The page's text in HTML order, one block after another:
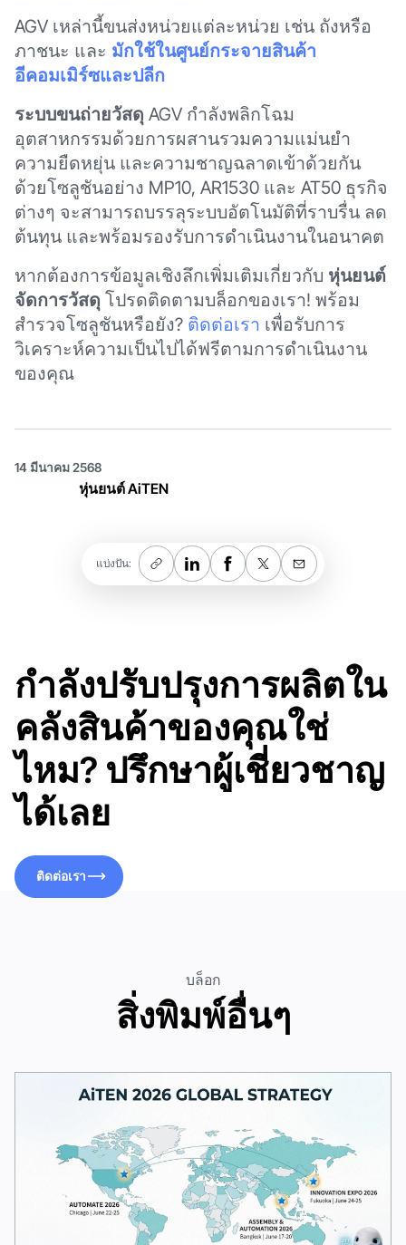
AGV เหล่านี้ขนส่งหน่วยแต่ละหน่วย เช่น ถังหรือ
ภาชนะ และ มักใช้ในศูนย์กระจายสินค้า
อีคอมเมิร์ซและปลีก
ระบบขนถ่ายวัสดุ AGV กำลังพลิกโฉม
อุตสาหกรรมด้วยการผสานรวมความแม่นยำ
ความยืดหยุ่น และความชาญฉลาดเข้าด้วยกัน
ด้วยโซลูชันอย่าง MP10, AR1530 และ AT50 ธุรกิจ
ต่างๆ จะสามารถบรรลุระบบอัตโนมัติที่ราบรื่น ลด
ต้นทุน และพร้อมรองรับการดำเนินงานในอนาคต
หากต้องการข้อมูลเชิงลึกเพิ่มเติมเกี่ยวกับ หุ่นยนต์
จัดการวัสดุ โปรดติดตามบล็อกของเรา! พร้อม
สำรวจโซลูชันหรือยัง? ติดต่อเรา เพื่อรับการ
วิเคราะห์ความเป็นไปได้ฟรีตามการดำเนินงาน
ของคุณ
14 มีนาคม 2568
หุ่นยนต์ AiTEN
แบ่งปัน:
กำลังปรับปรุงการผลิตใน
คลังสินค้าของคุณใช่
ไหม? ปรึกษาผู้เชี่ยวชาญ
ได้เลย
ติดต่อเรา
บล็อก
สิ่งพิมพ์อื่นๆ